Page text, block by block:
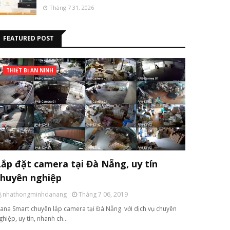
Tháng 7 31, 2026
FEATURED POST
THIẾT BỊ AN NINH
đặt camera tại Đà Nẵng, uy tín
nghiệp
nhathongminhdanang
Tháng 7 06, 2019
Smart chuyên lắp camera tại Đà Nẵng với dịch vụ chuyên
uy tín, nhanh ch…